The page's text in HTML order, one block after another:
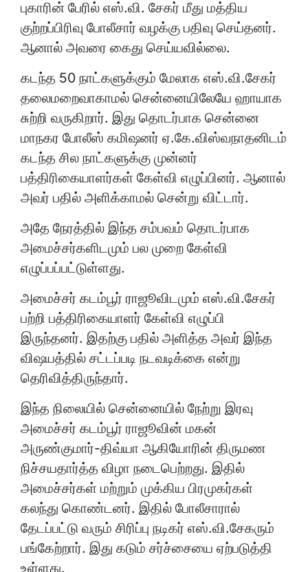
அதே நேரத்தில் இந்த சம்பவம் தொடர்பாக
அமைச்சர்களிடமும் பல முறை கேள்வி
அமைச்சர் கடம்பூர் ராஜூவிடமும் எஸ்.வி.சேகர்
பற்றி பத்திரிகையாளர் கேள்வி எழுப்பி
இருந்தனர். இதற்கு பதில் அளித்த அவர் இந்த
வி‌ஷயத்தில் சட்டப்படி நடவடிக்கை என்று
தெரிவித்திருந்தார்.
இந்த நிலையில் சென்னையில் நேற்று இரவு
அமைச்சர் கடம்பூர் ராஜூவின் மகன்
அருண்குமார்-திவ்யா ஆகியோரின் திருமண
நிச்சயதார்த்த விழா நடைபெற்றது. இதில்
அமைச்சர்கள் மற்றும் முக்கிய பிரமுகர்கள்
கலந்து கொண்டனர். இதில் போலீசாரால்
தேடப்பட்டு வரும் சிரிப்பு நடிகர் எஸ்.வி.சேகரும்
பங்கேற்றார். இது கடும் சர்ச்சையை ஏற்படுத்தி
உள்ளது.
அமைச்சர் கடம்பூர் ராஜூவின்
குடும்பத்தினருடன் தான் எடுத்துக்கொண்ட
போட்டோவை எஸ்.வி.சேகர் தனது முகநூல்
பக்கத்திலும் வெளியிட்டுள்ளார்.
அவதூறு வழக்கில் போலீசார் தேடி வரும்
நிலையில் எஸ்.வி.சேகர் கடந்த சில நாட்களுக்கு
முன்னர், மத்திய மந்திரி
பொன்.ராதாகிருஷ்ணனுடன் பொது நிகழ்ச்சியில்
பங்கேற்ற போட்டோக்கள் வெளியாகி சர்ச்சையை